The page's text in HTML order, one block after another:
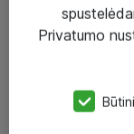
Atea ekspertų
UAB „ATEA“
Privatumo